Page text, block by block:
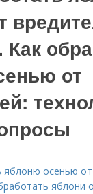
Как
от
осенью от
яблони